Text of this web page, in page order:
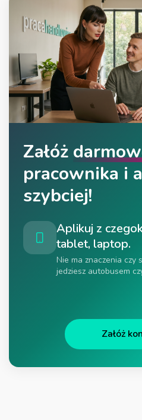
Załóż
pracownika i
szybciej!
Aplikuj z
tablet, laptop.
Nie ma znaczenia czy
jedziesz autobusem
Załóż